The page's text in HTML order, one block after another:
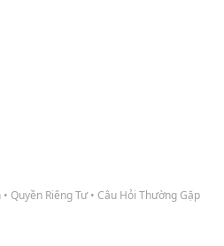
• Quyền Riêng Tư • Câu Hỏi Thường Gặp